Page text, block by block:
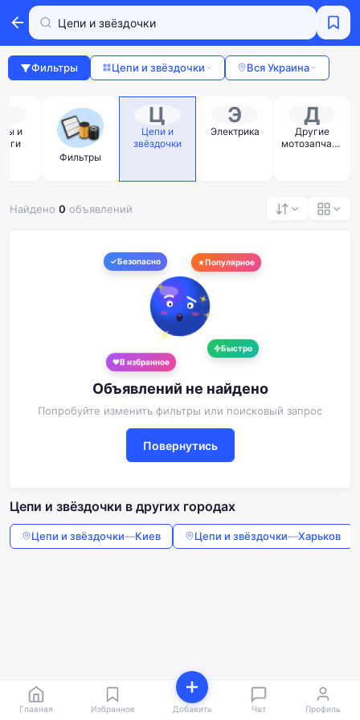
Фильтры Цепи и звёздочки Вся Украина
и
Фильтры
Ц
Цепи и
звёздочки
Э
Электрика
Д
Другие
мотозапчаст
Найдено 0 объявлений
Безопасно Популярное
Быстро
В избранное
Объявлений не найдено
Попробуйте изменить фильтры или поисковый запрос
Повернутись
Цепи и звёздочки в других городах
Цепи и звёздочки—Киев Цепи и звёздочки—Харьков
Главная Избранное Добавить Чат Профиль